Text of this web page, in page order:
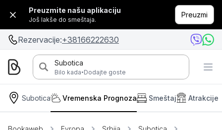
Preuzmite našu aplikaciju
Još lakše do smeštaja.
Preuzmi
Rezervacije:+38166222630
Subotica
Bilo kada·Dodajte goste
Subotica Smeštaj Atrakcije
Vremenska Prognoza